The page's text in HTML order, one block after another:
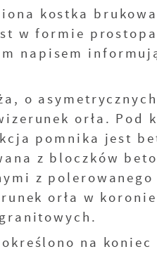
kostka
w formie
napisem
o
orła. Pod
pomnika jest
z bloczków
z
orła w
na